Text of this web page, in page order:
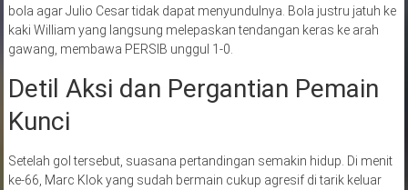
bola agar Julio Cesar tidak dapat menyundulnya. Bola justru jatuh ke
kaki William yang langsung melepaskan tendangan keras ke arah
gawang, membawa PERSIB unggul 1-0.
Detil Aksi dan Pergantian Pemain
Kunci
Setelah gol tersebut, suasana pertandingan semakin hidup. Di menit
ke-66, Marc Klok yang sudah bermain cukup agresif di tarik keluar